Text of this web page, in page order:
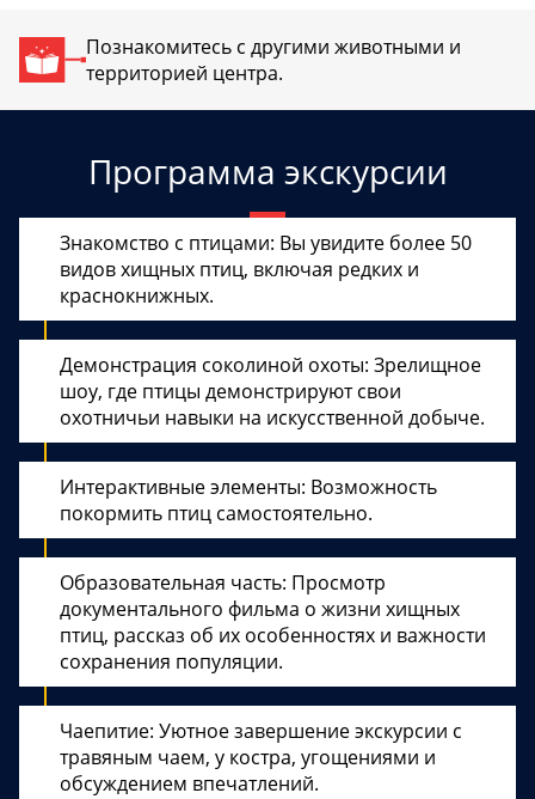
Познакомитесь с другими животными и
территорией центра.
Программа экскурсии
Знакомство с птицами: Вы увидите более 50
видов хищных птиц, включая редких и
краснокнижных.
Демонстрация соколиной охоты: Зрелищное
шоу, где птицы демонстрируют свои
охотничьи навыки на искусственной добыче.
Интерактивные элементы: Возможность
покормить птиц самостоятельно.
Образовательная часть: Просмотр
документального фильма о жизни хищных
птиц, рассказ об их особенностях и важности
сохранения популяции.
Чаепитие: Уютное завершение экскурсии с
травяным чаем, у костра, угощениями и
обсуждением впечатлений.